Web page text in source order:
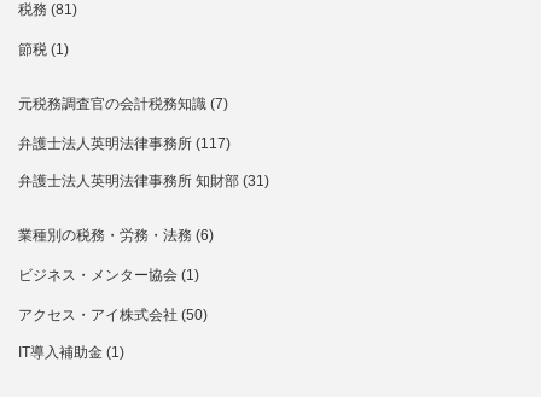
税務 (81)
節税 (1)
元税務調査官の会計税務知識 (7)
弁護士法人英明法律事務所 (117)
弁護士法人英明法律事務所 知財部 (31)
業種別の税務・労務・法務 (6)
ビジネス・メンター協会 (1)
アクセス・アイ株式会社 (50)
IT導入補助金 (1)